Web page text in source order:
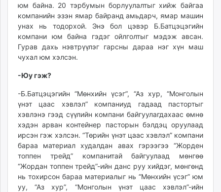
юм байна. 20 тэрбумын борлуулалтыг хийж байгаа
компанийн эзэн ямар байранд амьдарч, ямар машин
унах нь тодорхой. Энэ бол цэвэр Б.Батцэцэгийн
компани юм байна гэдэг ойлголтыг мэдэж авсан.
Гурав дахь нэвтрүүлэг гарсны дараа нэг хүн маш
чухал юм хэлсэн.
-Юу гэж?
-Б.Батцэцэгийн “Мөнхийн үсэг”, “Аз хур, “Монголын
үнэт цаас хэвлэл” компаниуд гадаад пастортыг
хэвлэнэ гээд сүүлийн компани байгуулагдахаас өмнө
хэдэн арван контейнер пасторын бэлдэц оруулаад
ирсэн гэж хэлсэн. “Төрийн үнэт цаас хэвлэл” компани
бараа материал худалдан авах гэрээгээ “Жорден
топпен трейд” компанитай байгуулаад мөнгөө
“Жордан топпен трейд”-ийн данс руу хийдэг, мөнгөнд
нь тохирсон бараа материалыг нь “Мөнхийн үсэг” юм
уу, “Аз хур”, “Монголын үнэт цаас хэвлэл”-ийн